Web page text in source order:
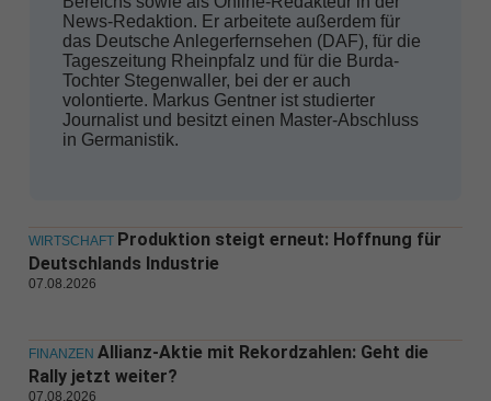
News-Redaktion. Er arbeitete außerdem für
das Deutsche Anlegerfernsehen (DAF), für die
Tageszeitung Rheinpfalz und für die Burda-
Tochter Stegenwaller, bei der er auch
volontierte. Markus Gentner ist studierter
Journalist und besitzt einen Master-Abschluss
in Germanistik.
WIRTSCHAFT Produktion steigt erneut: Hoffnung für
Deutschlands Industrie
07.08.2026
FINANZEN Allianz-Aktie mit Rekordzahlen: Geht die
Rally jetzt weiter?
07.08.2026